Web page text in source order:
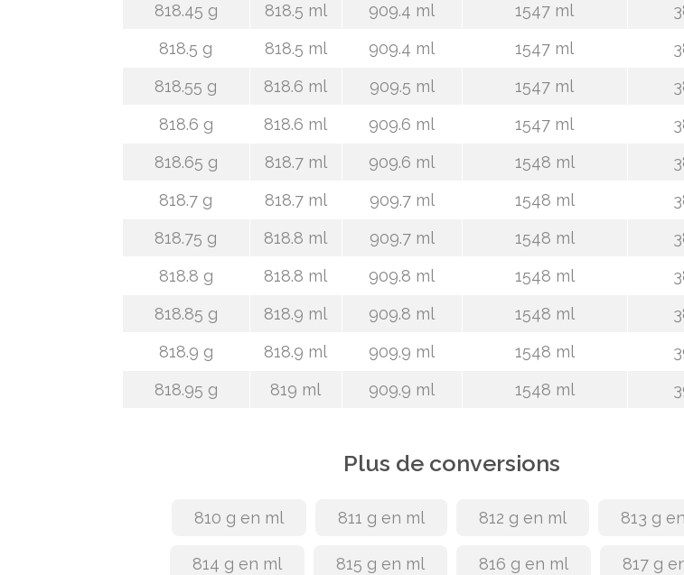
818.45 g
818.5 ml 909.4 ml 1547 ml
818.5 g
818.5 ml 909.4 ml 1547 ml
818.55 g
818.6 ml 909.5 ml 1547 ml
818.6 g
818.6 ml 909.6 ml 1547 ml
818.65 g
818.7 ml 909.6 ml 1548 ml
818.7 g
818.7 ml 909.7 ml 1548 ml
818.75 g
818.8 ml 909.7 ml 1548 ml
818.8 g
818.8 ml 909.8 ml 1548 ml
818.85 g
818.9 ml 909.8 ml 1548 ml
818.9 g
818.9 ml 909.9 ml 1548 ml
818.95 g
819 ml 909.9 ml 1548 ml
Plus de conversions
810 g en ml 811 g en ml 812 g en ml 813 g
814 g en ml 815 g en ml 816 g en ml 817 g